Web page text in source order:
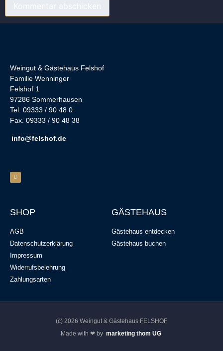
Weingut & Gästehaus Felshof
Familie Wenninger
Felshof 1
97286 Sommerhausen
Tel. 09333 / 90 48 0
Fax. 09333 / 90 48 38
info@felshof.de
SHOP
AGB
Datenschutzerklärung
Impressum
Widerrufsbelehrung
Zahlungsarten
GÄSTEHAUS
Gästehaus entdecken
Gästehaus buchen
(c) 2026 Weingut & Gästehaus FELSHOF
Made with ❤ by marketing thom UG